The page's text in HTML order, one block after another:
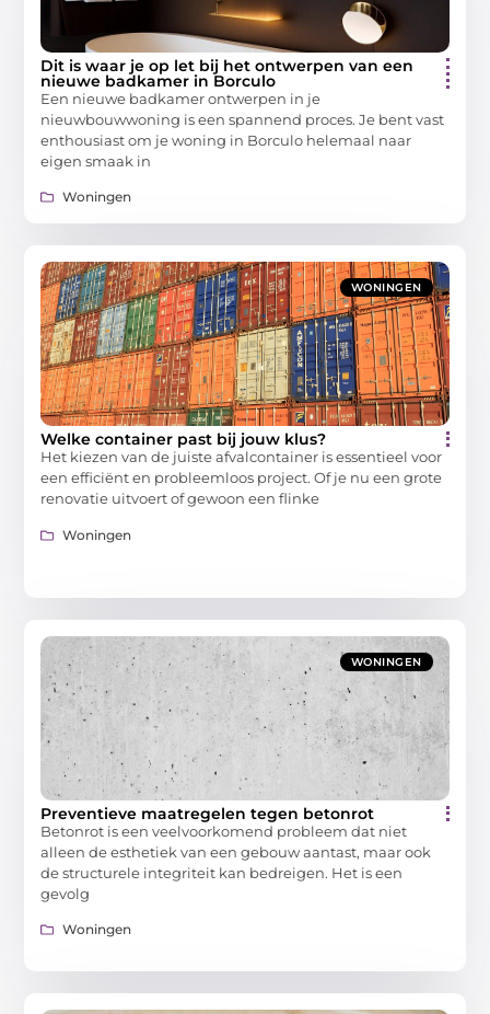
Dit is waar je op let bij het ontwerpen van een
nieuwe badkamer in Borculo
Een nieuwe badkamer ontwerpen in je
nieuwbouwwoning is een spannend proces. Je bent vast
enthousiast om je woning in Borculo helemaal naar
eigen smaak in
Woningen
WONINGEN
Welke container past bij jouw klus?
Het kiezen van de juiste afvalcontainer is essentieel voor
een efficiënt en probleemloos project. Of je nu een grote
renovatie uitvoert of gewoon een flinke
Woningen
WONINGEN
Preventieve maatregelen tegen betonrot
Betonrot is een veelvoorkomend probleem dat niet
alleen de esthetiek van een gebouw aantast, maar ook
de structurele integriteit kan bedreigen. Het is een
gevolg
Woningen